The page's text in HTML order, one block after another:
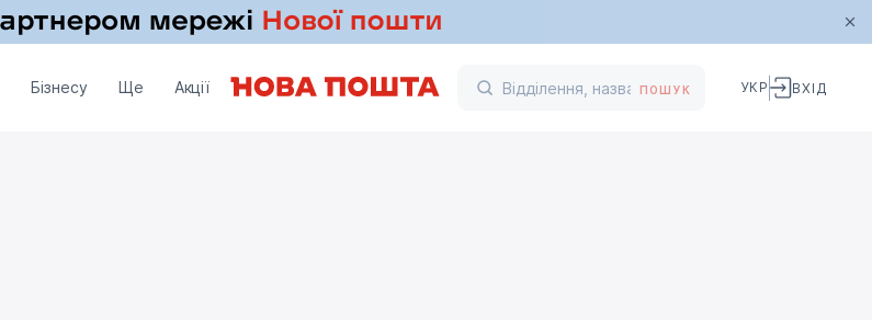
Бізнесу Ще Акції ПОШУК УКР ВХІД